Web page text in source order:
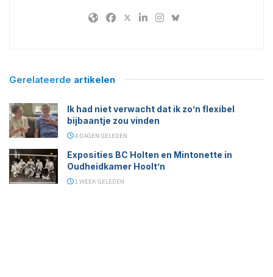
Gerelateerde artikelen
Ik had niet verwacht dat ik zo’n flexibel
bijbaantje zou vinden
4 DAGEN GELEDEN
Exposities BC Holten en Mintonette in
Oudheidkamer Hoolt’n
1 WEEK GELEDEN